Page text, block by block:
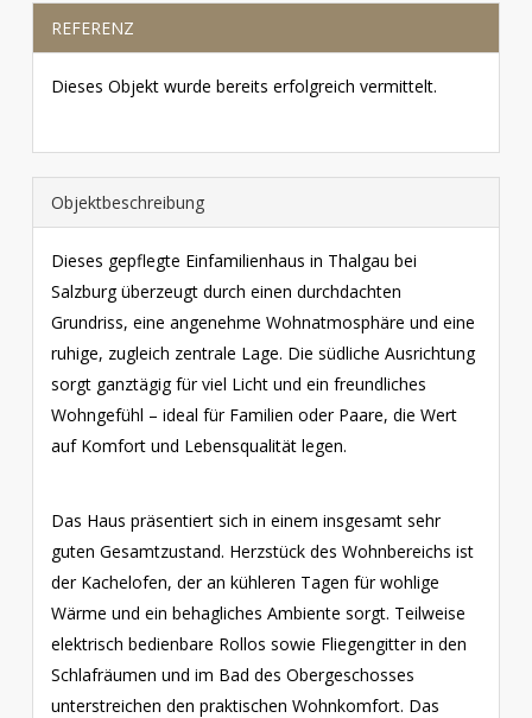
REFERENZ
Dieses Objekt wurde bereits erfolgreich vermittelt.
Objekt­beschreibung
Dieses gepflegte Einfamilienhaus in Thalgau bei
Salzburg überzeugt durch einen durchdachten
Grundriss, eine angenehme Wohnatmosphäre und eine
ruhige, zugleich zentrale Lage. Die südliche Ausrichtung
sorgt ganztägig für viel Licht und ein freundliches
Wohngefühl – ideal für Familien oder Paare, die Wert
auf Komfort und Lebensqualität legen.
Das Haus präsentiert sich in einem insgesamt sehr
guten Gesamtzustand. Herzstück des Wohnbereichs ist
der Kachelofen, der an kühleren Tagen für wohlige
Wärme und ein behagliches Ambiente sorgt. Teilweise
elektrisch bedienbare Rollos sowie Fliegengitter in den
Schlafräumen und im Bad des Obergeschosses
unterstreichen den praktischen Wohnkomfort. Das